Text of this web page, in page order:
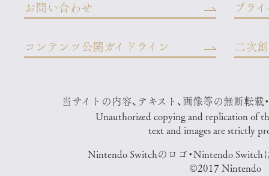
お問い合わせ プラ
コンテンツ公開ガイドライン 二次
当サイトの内容、テキスト、画像等の無断転載
Unauthorized copying and replication of
text and images are strictly
Nintendo Switchのロゴ・Nintendo
©2017 Nintendo